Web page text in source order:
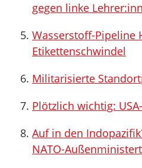
gegen linke
Wasserstoff-Pipeline
Etikettenschwindel
Militarisierte
Plötzlich wichtig:
Auf in den
NATO-